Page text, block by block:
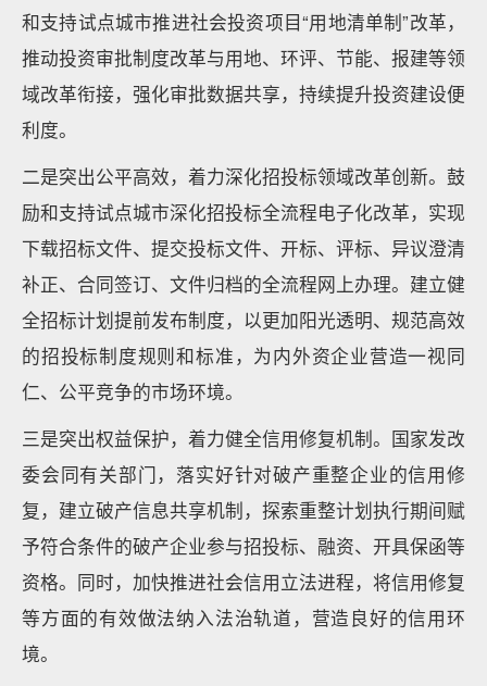
和支持试点城市推进社会投资项目“用地清单制”改革，
推动投资审批制度改革与用地、环评、节能、报建等领
域改革衔接，强化审批数据共享，持续提升投资建设便
利度。
二是突出公平高效，着力深化招投标领域改革创新。鼓
励和支持试点城市深化招投标全流程电子化改革，实现
下载招标文件、提交投标文件、开标、评标、异议澄清
补正、合同签订、文件归档的全流程网上办理。建立健
全招标计划提前发布制度，以更加阳光透明、规范高效
的招投标制度规则和标准，为内外资企业营造一视同
仁、公平竞争的市场环境。
三是突出权益保护，着力健全信用修复机制。国家发改
委会同有关部门，落实好针对破产重整企业的信用修
复，建立破产信息共享机制，探索重整计划执行期间赋
予符合条件的破产企业参与招投标、融资、开具保函等
资格。同时，加快推进社会信用立法进程，将信用修复
等方面的有效做法纳入法治轨道，营造良好的信用环
境。